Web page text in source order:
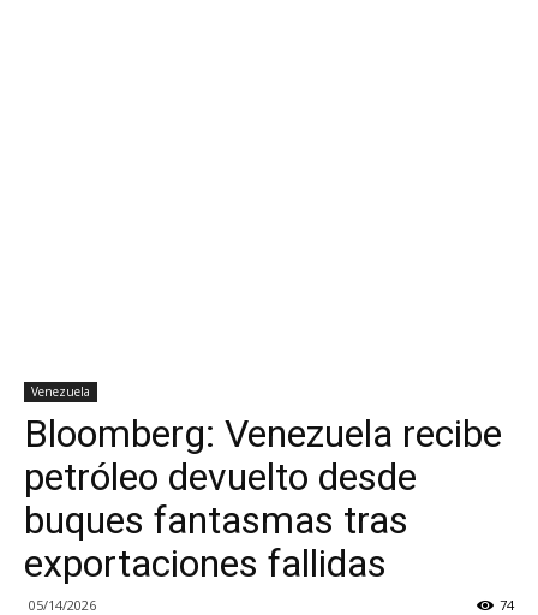
Venezuela
Bloomberg: Venezuela recibe
petróleo devuelto desde
buques fantasmas tras
exportaciones fallidas
05/14/2026 74